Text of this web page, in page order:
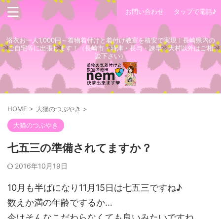
お問い合わせ タップで電話♪
浴衣お一人1,000円～着物着付けと着付け教室を格安で実現！長崎県内の
ご自宅等に出張します！（長崎市・時津・長与・諫早・大村以外はご相
談下さい）
HOME > 大猫のつぶやき >
大猫のつぶやき
七五三の準備されてますか？
2016年10月19日
10月も半ばになり11月15日は七五三ですね♪
数えか満の年齢でするか…